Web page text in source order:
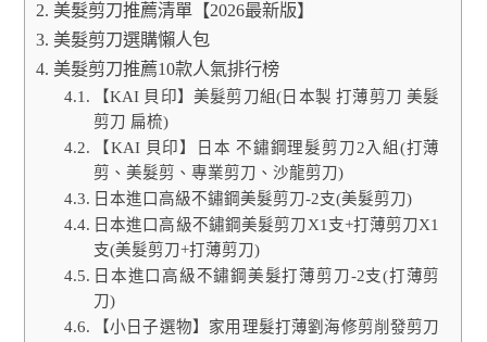
美髮剪刀推薦清單【2026最新版】
美髮剪刀選購懶人包
美髮剪刀推薦10款人氣排行榜
【KAI 貝印】美髮剪刀組(日本製 打薄剪刀 美髮
剪刀 扁梳)
【KAI 貝印】日本 不鏽鋼理髮剪刀2入組(打薄
剪、美髮剪、專業剪刀、沙龍剪刀)
日本進口高級不鏽鋼美髮剪刀-2支(美髮剪刀)
日本進口高級不鏽鋼美髮剪刀X1支+打薄剪刀X1
支(美髮剪刀+打薄剪刀)
日本進口高級不鏽鋼美髮打薄剪刀-2支(打薄剪
刀)
【小日子選物】家用理髮打薄劉海修剪削發剪刀